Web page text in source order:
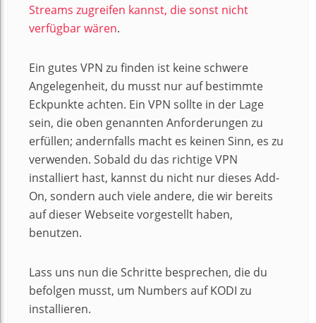
Streams zugreifen kannst, die sonst nicht
verfügbar wären.
Ein gutes VPN zu finden ist keine schwere
Angelegenheit, du musst nur auf bestimmte
Eckpunkte achten. Ein VPN sollte in der Lage
sein, die oben genannten Anforderungen zu
erfüllen; andernfalls macht es keinen Sinn, es zu
verwenden. Sobald du das richtige VPN
installiert hast, kannst du nicht nur dieses Add-
On, sondern auch viele andere, die wir bereits
auf dieser Webseite vorgestellt haben,
benutzen.
Lass uns nun die Schritte besprechen, die du
befolgen musst, um Numbers auf KODI zu
installieren.